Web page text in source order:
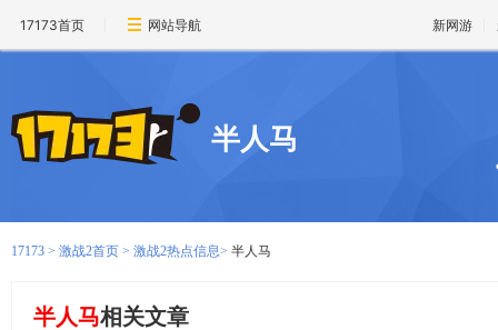
17173首页 网站导航 新网游
半人马
17173 > 激战2首页 > 激战2热点信息> 半人马
半人马相关文章